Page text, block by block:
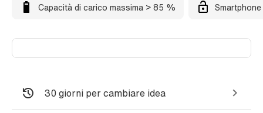
Capacità di carico massima > 85 %
30 giorni per cambiare idea